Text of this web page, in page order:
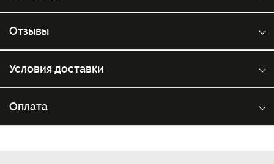
Отзывы
Условия доставки
Оплата